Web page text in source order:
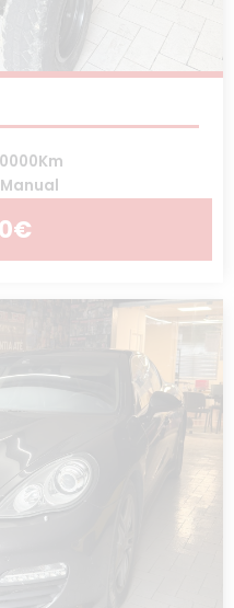
0000Km
Manual